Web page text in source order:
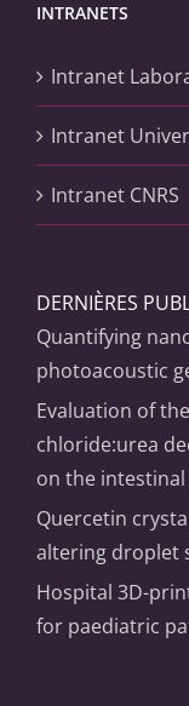
INTRANETS
Intranet
Intranet
Intranet CNRS
DERNIÈRES
Quantifying
photoacoustic
Evaluation of
chloride:urea
on the
Quercetin
altering droplet
Hospital 3D-
for paediatric